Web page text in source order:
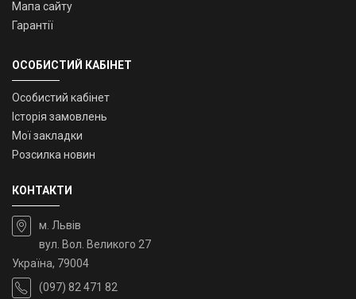
Мапа сайту
Гарантії
ОСОБИСТИЙ КАБІНЕТ
Особистий кабінет
Історія замовлень
Мої закладки
Розсилка новин
КОНТАКТИ
м. Львів
вул. Вол. Великого 27
Україна, 79004
(097) 82 471 82